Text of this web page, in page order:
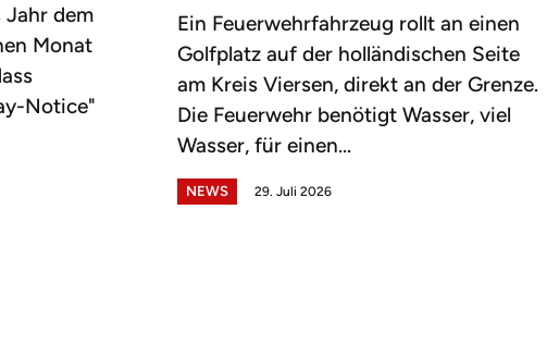
dem
Monat
Notice"
Ein Feuerwehrfahrzeug rollt an einen
Golfplatz auf der holländischen Seite
am Kreis Viersen, direkt an der Grenze.
Die Feuerwehr benötigt Wasser, viel
Wasser, für einen...
NEWS 29. Juli 2026